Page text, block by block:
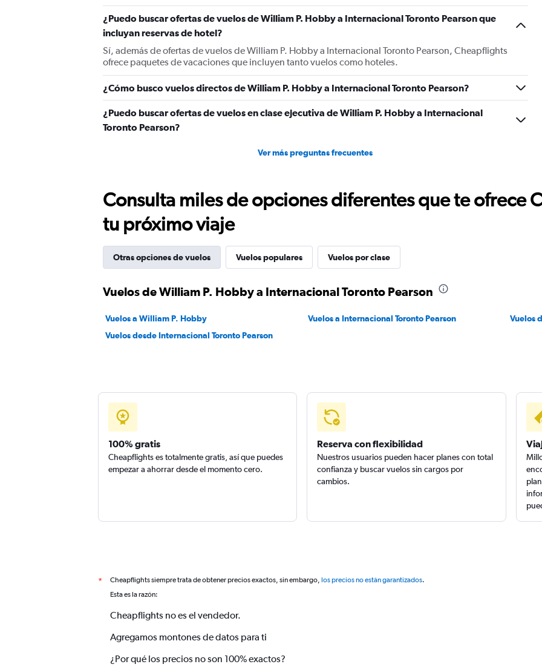
axis
displaying
values.
Range:
0
to
2400.
Y
axis
Range:
to
900.
¿Puedo buscar ofertas de vuelos de William P. Hobby a Internacional Toronto Pearson que
incluyan reservas de hotel?
Sí, además de ofertas de vuelos de William P. Hobby a Internacional Toronto Pearson, Cheapflights
ofrece paquetes de vacaciones que incluyen tanto vuelos como hoteles.
¿Cómo busco vuelos directos de William P. Hobby a Internacional Toronto Pearson?
¿Puedo buscar ofertas de vuelos en clase ejecutiva de William P. Hobby a Internacional
Toronto Pearson?
Ver más preguntas frecuentes
Consulta miles de opciones diferentes que te ofrece
tu próximo viaje
Otras opciones de vuelos Vuelos populares Vuelos por clase
Vuelos de William P. Hobby a Internacional Toronto Pearson
Vuelos a William P. Hobby Vuelos a Internacional Toronto Pearson
Vuelos
Vuelos desde Internacional Toronto Pearson
100% gratis
Cheapflights es totalmente gratis, así que puedes
empezar a ahorrar desde el momento cero.
Reserva con flexibilidad
Nuestros usuarios pueden hacer planes con total
confianza y buscar vuelos sin cargos por
cambios.
* Cheapflights siempre trata de obtener precios exactos, sin embargo, los precios no están garantizados.
Esta es la razón:
Cheapflights no es el vendedor.
Agregamos montones de datos para ti
¿Por qué los precios no son 100% exactos?